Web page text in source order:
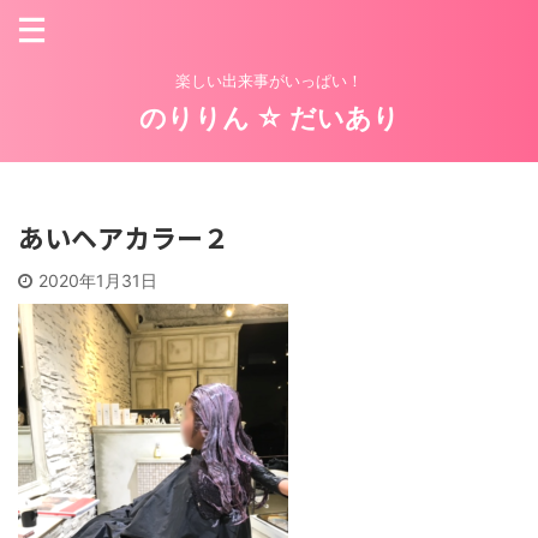
楽しい出来事がいっぱい！
のりりん ☆ だいあり
あいヘアカラー２
2020年1月31日